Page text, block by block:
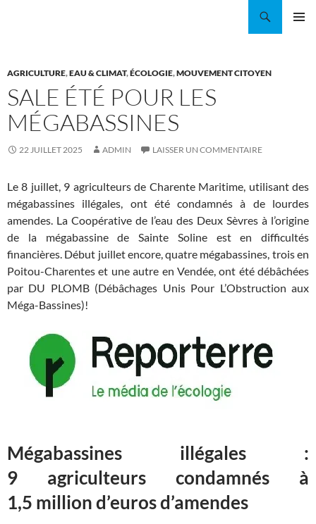
AGRICULTURE,EAU & CLIMAT,ÉCOLOGIE,MOUVEMENT CITOYEN
SALE ÉTÉ POUR LES
MÉGABASSINES
22 JUILLET 2025 ADMIN LAISSER UN COMMENTAIRE
Le 8 juillet, 9 agriculteurs de Charente Maritime, utilisant des
mégabassines illégales, ont été condamnés à de lourdes
amendes. La Coopérative de l’eau des Deux Sèvres à l’origine
de la mégabassine de Sainte Soline est en difficultés
financières. Début juillet encore, quatre mégabassines, trois en
Poitou-Charentes et une autre en Vendée, ont été débâchées
par DU PLOMB (Débâchages Unis Pour L’Obstruction aux
Méga-Bassines)!
Mégabassines illégales :
9 agriculteurs condamnés à
1,5 million d’euros d’amendes